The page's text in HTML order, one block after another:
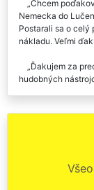
Chcem
Nemecka do
Postarali sa o celý
nákladu. Veľmi
Ďakujem za
hudobných
kusov leteckých
opatrnosť a
niektorý z
majstri vo svojom